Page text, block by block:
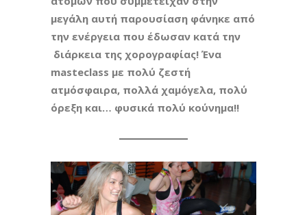
μεγάλη αυτή παρουσίαση φάνηκε από
την ενέργεια που έδωσαν κατά την
διάρκεια της χορογραφίας! Ένα
masteclass με πολύ ζεστή
ατμόσφαιρα, πολλά χαμόγελα, πολύ
όρεξη και… φυσικά πολύ κούνημα!!